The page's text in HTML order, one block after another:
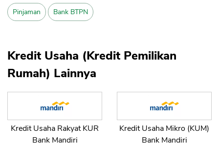
Pinjaman Bank BTPN
Kredit Usaha (Kredit Pemilikan
Rumah) Lainnya
Kredit Usaha Rakyat KUR
Bank Mandiri
Kredit Usaha Mikro (KUM)
Bank Mandiri